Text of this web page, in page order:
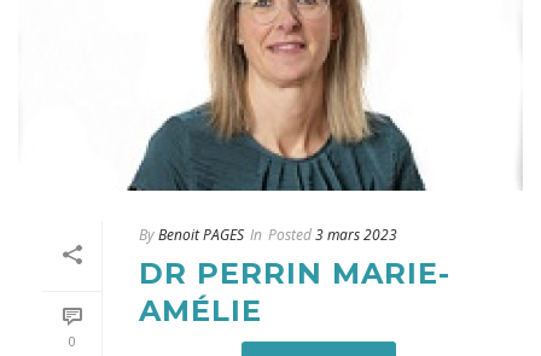
0
ByBenoit PAGES In Posted3 mars 2023
DR PERRIN MARIE-
AMÉLIE